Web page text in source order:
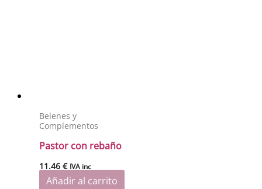
Belenes y
Complementos
Pastor con rebaño
11.46€ IVA inc
Añadir al carrito